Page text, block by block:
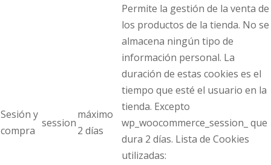
Sesión y
compra
session
máximo
2 días
Permite la gestión de la venta de
los productos de la tienda. No se
almacena ningún tipo de
información personal. La
duración de estas cookies es el
tiempo que esté el usuario en la
tienda. Excepto
wp_woocommerce_session_ que
dura 2 días. Lista de Cookies
utilizadas: